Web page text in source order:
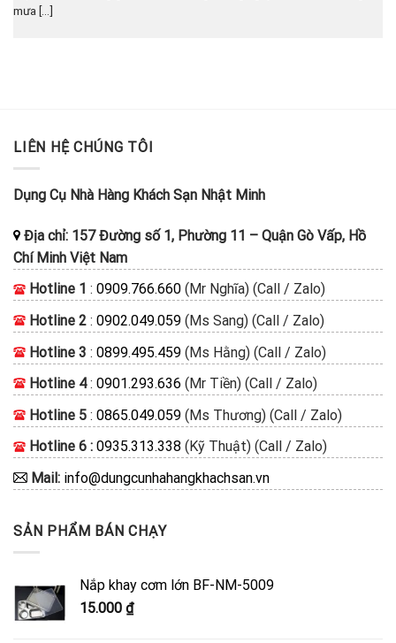
mưa [...]
LIÊN HỆ CHÚNG TÔI
Dụng Cụ Nhà Hàng Khách Sạn Nhật Minh
Địa chỉ: 157 Đường số 1, Phường 11 – Quận Gò Vấp, Hồ
Chí Minh Việt Nam
Hotline 1 : 0909.766.660 (Mr Nghĩa) (Call / Zalo)
Hotline 2 : 0902.049.059 (Ms Sang) (Call / Zalo)
Hotline 3 : 0899.495.459 (Ms Hằng) (Call / Zalo)
Hotline 4: 0901.293.636 (Mr Tiền) (Call / Zalo)
Hotline 5 : 0865.049.059 (Ms Thương) (Call / Zalo)
Hotline 6 : 0935.313.338 (Kỹ Thuật) (Call / Zalo)
Mail: info@dungcunhahangkhachsan.vn
SẢN PHẨM BÁN CHẠY
Nắp khay cơm lớn BF-NM-5009
15.000 ₫